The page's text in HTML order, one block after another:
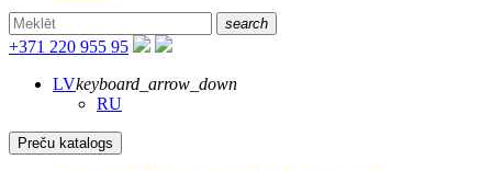
search
+371 220 955 95
LVkeyboard_arrow_down
RU
Preču katalogs